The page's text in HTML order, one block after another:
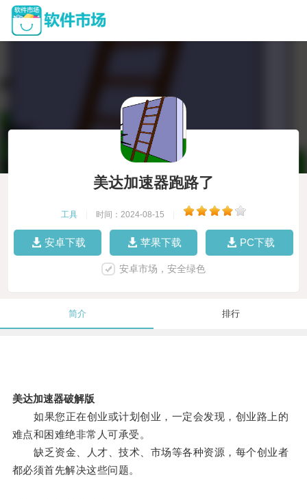
美达加速器跑路了
工具 时间：2024-08-15
安卓下载 苹果下载 PC下载
安卓市场，安全绿色
简介 排行
美达加速器破解版
如果您正在创业或计划创业，一定会发现，创业路上的
难点和困难绝非常人可承受。
缺乏资金、人才、技术、市场等各种资源，每个创业者
都必须首先解决这些问题。